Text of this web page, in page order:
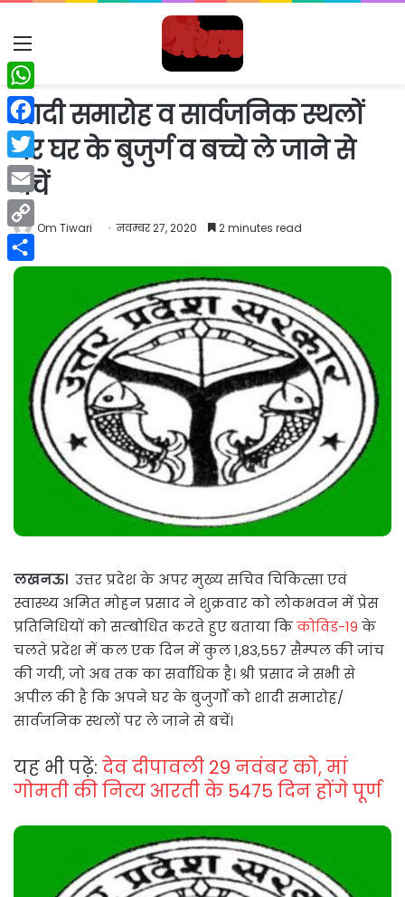
Menu
शादी समारोह व सार्वजनिक स्थलों
पर घर के बुजुर्ग व बच्चे ले जाने से
बचें
Om Tiwari नवम्बर 27, 2020 2 minutes read
लखनऊ। उत्तर प्रदेश के अपर मुख्य सचिव चिकित्सा एवं
स्वास्थ्य अमित मोहन प्रसाद ने शुक्रवार को लोकभवन में प्रेस
प्रतिनिधियों को सम्बोधित करते हुए बताया किकोविड-19 के
चलते प्रदेश में कल एक दिन में कुल 1,83,557 सैम्पल की जांच
की गयी, जो अब तक का सर्वाधिक है। श्री प्रसाद ने सभी से
अपील की है कि अपने घर के बुजुर्गों को शादी समारोह/
सार्वजनिक स्थलों पर ले जाने से बचें।
यह भी पढ़ें: देव दीपावली 29 नवंबर को, मां
गोमती की नित्य आरती के 5475 दिन होंगे पूर्ण
WhatsApp
Facebook
Twitter
Email
Copy
Link
Share